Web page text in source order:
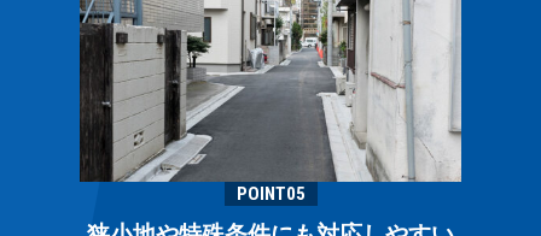
POINT05